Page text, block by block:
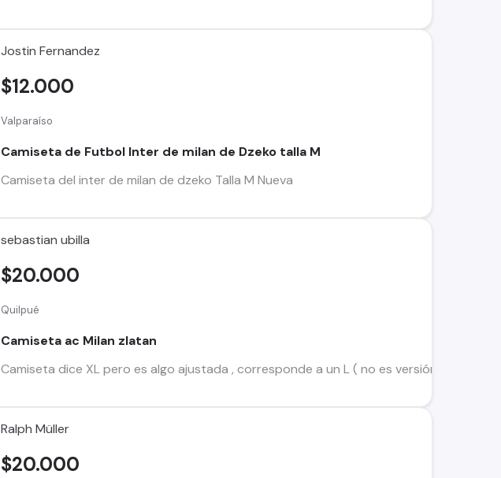
Jostin Fernandez
Valparaíso
Camiseta de Futbol Inter de milan de Dzeko talla M
Camiseta del inter de milan de dzeko Talla M Nueva
$12.000
sebastian ubilla
Quilpué
Camiseta ac Milan zlatan
Camiseta dice XL pero es algo ajustada , corresponde a un L ( no es versión player )
$20.000
Ralph Müller
$20.000